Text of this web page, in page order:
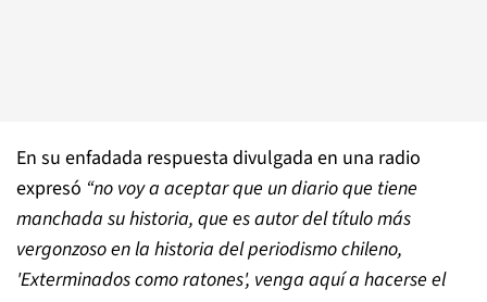
En su enfadada respuesta divulgada en una radio
expresó “no voy a aceptar que un diario que tiene
manchada su historia, que es autor del título más
vergonzoso en la historia del periodismo chileno,
'Exterminados como ratones', venga aquí a hacerse el